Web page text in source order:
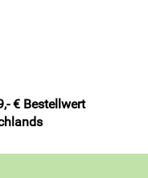
€ Bestellwert